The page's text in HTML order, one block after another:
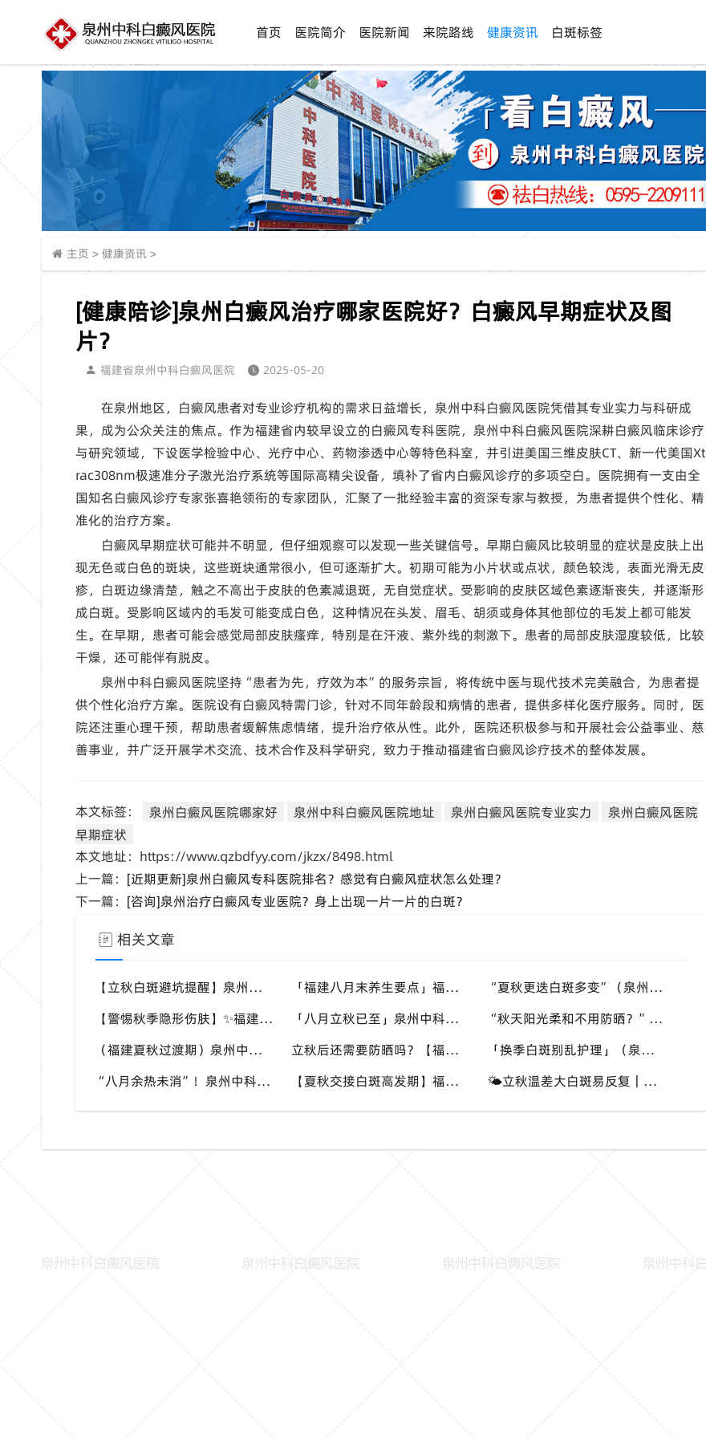
首页 医院简介 医院新闻 来院路线 健康资讯 白斑标签
主页 > 健康资讯 >
[健康陪诊]泉州白癜风治疗哪家医院好？白癜风早期症状及图
片？
福建省泉州中科白癜风医院 2025-05-20
在泉州地区，白癜风患者对专业诊疗机构的需求日益增长，泉州中科白癜风医院凭借其专业实力与科研成
果，成为公众关注的焦点。作为福建省内较早设立的白癜风专科医院，泉州中科白癜风医院深耕白癜风临床诊疗
与研究领域，下设医学检验中心、光疗中心、药物渗透中心等特色科室，并引进美国三维皮肤CT、新一代美国Xt
rac308nm极速准分子激光治疗系统等国际高精尖设备，填补了省内白癜风诊疗的多项空白。医院拥有一支由全
国知名白癜风诊疗专家张喜艳领衔的专家团队，汇聚了一批经验丰富的资深专家与教授，为患者提供个性化、精
准化的治疗方案。
白癜风早期症状可能并不明显，但仔细观察可以发现一些关键信号。早期白癜风比较明显的症状是皮肤上出
现无色或白色的斑块，这些斑块通常很小，但可逐渐扩大。初期可能为小片状或点状，颜色较浅，表面光滑无皮
疹，白斑边缘清楚，触之不高出于皮肤的色素减退斑，无自觉症状。受影响的皮肤区域色素逐渐丧失，并逐渐形
成白斑。受影响区域内的毛发可能变成白色，这种情况在头发、眉毛、胡须或身体其他部位的毛发上都可能发
生。在早期，患者可能会感觉局部皮肤瘙痒，特别是在汗液、紫外线的刺激下。患者的局部皮肤湿度较低，比较
干燥，还可能伴有脱皮。
泉州中科白癜风医院坚持“患者为先，疗效为本”的服务宗旨，将传统中医与现代技术完美融合，为患者提
供个性化治疗方案。医院设有白癜风特需门诊，针对不同年龄段和病情的患者，提供多样化医疗服务。同时，医
院还注重心理干预，帮助患者缓解焦虑情绪，提升治疗依从性。此外，医院还积极参与和开展社会公益事业、慈
善事业，并广泛开展学术交流、技术合作及科学研究，致力于推动福建省白癜风诊疗技术的整体发展。
本文标签： 泉州白癜风医院哪家好 泉州中科白癜风医院地址 泉州白癜风医院专业实力
泉州白癜风医院
早期症状
本文地址：https://www.qzbdfyy.com/jkzx/8498.html
上一篇： [近期更新]泉州白癜风专科医院排名？感觉有白癜风症状怎么处理？
下一篇： [咨询]泉州治疗白癜风专业医院？身上出现一片一片的白斑？
相关文章
【立秋白斑避坑提醒】泉州中科白癜风医院，白癜风换季养护，避开误区少走弯路 「福建八月末养生要点」福建泉州中科白癜风医院，白癜风，合理运动助力身体状态
“夏秋更迭白斑多变”（泉州）泉州中科白癜风医院，白癜风，早留意皮肤异常变化
【警惕秋季隐形伤肤】✨福建泉州中科白癜风医院，白癜风，秋风也会给皮肤带来刺激
「八月立秋已至」泉州中科白癜风医院，白癜风，夏秋交替做好养护，助力白斑维稳
“秋天阳光柔和不用防晒？”｜福建泉州中科白癜风医院，白癜风这个想法是错误的
（福建夏秋过渡期）泉州中科白癜风医院，白癜风患者，不要随意更换外用护肤产品
立秋后还需要防晒吗？【福建泉州中科白癜风医院】白癜风人群夏秋防晒切勿直接摆烂
「换季白斑别乱护理」（泉州本地）福建泉州中科白癜风医院，教你平稳度过夏秋转换时节
“八月余热未消”！泉州中科白癜风医院，白癜风患者夏秋交替，这几件事要记牢
【夏秋交接白斑高发期】福建泉州中科白癜风医院，聊聊入秋后白癜风该如何科学照料 🌤立秋温差大白斑易反复｜泉州中科白癜风医院提示，换季时期白斑养护千万别松懈